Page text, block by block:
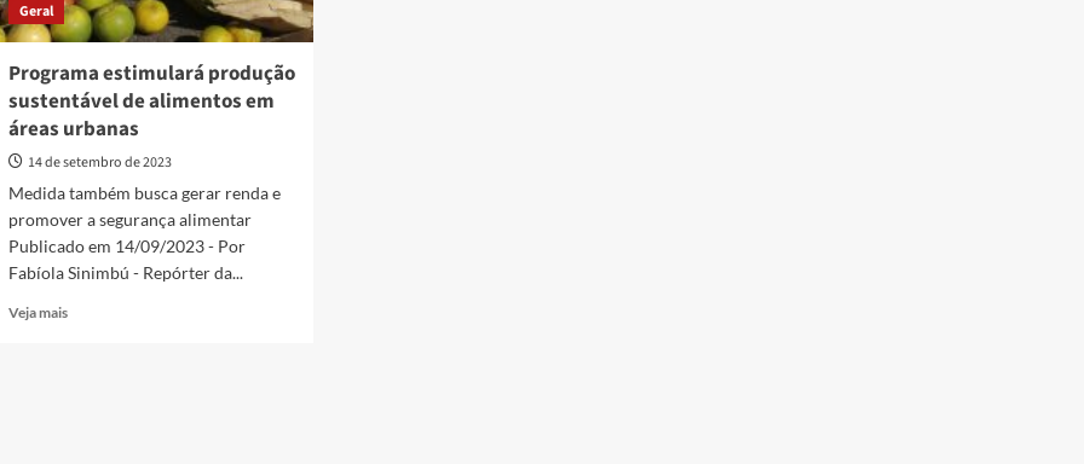
Geral
Programa estimulará produção
sustentável de alimentos em
áreas urbanas
14 de setembro de 2023
Medida também busca gerar renda e
promover a segurança alimentar
Publicado em 14/09/2023 - Por
Fabíola Sinimbú - Repórter da...
Veja maisRead